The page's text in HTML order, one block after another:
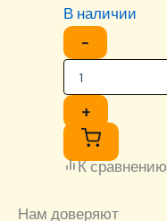
В наличии
−
+
К сравнению
Нам доверяют